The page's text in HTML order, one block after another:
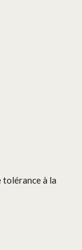
tolérance à la